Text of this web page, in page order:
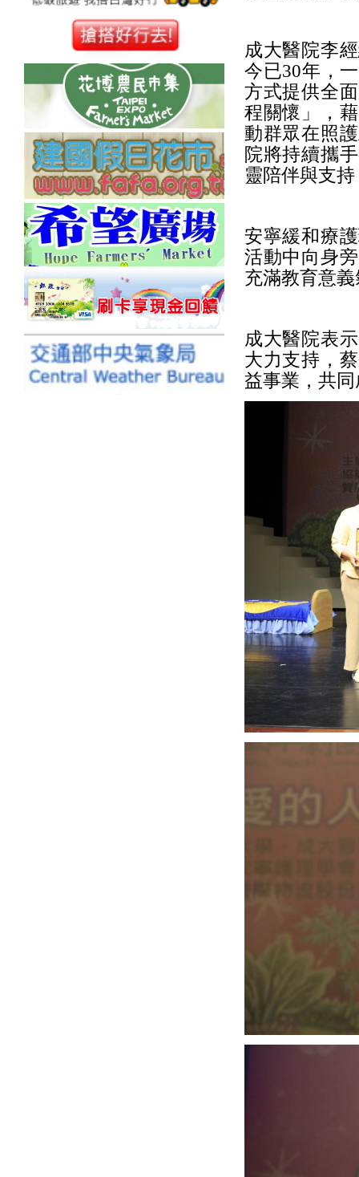
成大醫院李
今已30年，
方式提供全
程關懷」，
動群眾在照
院將持續攜
靈陪伴與支
安寧緩和療
活動中向身
充滿教育意
成大醫院表
大力支持，
益事業，共